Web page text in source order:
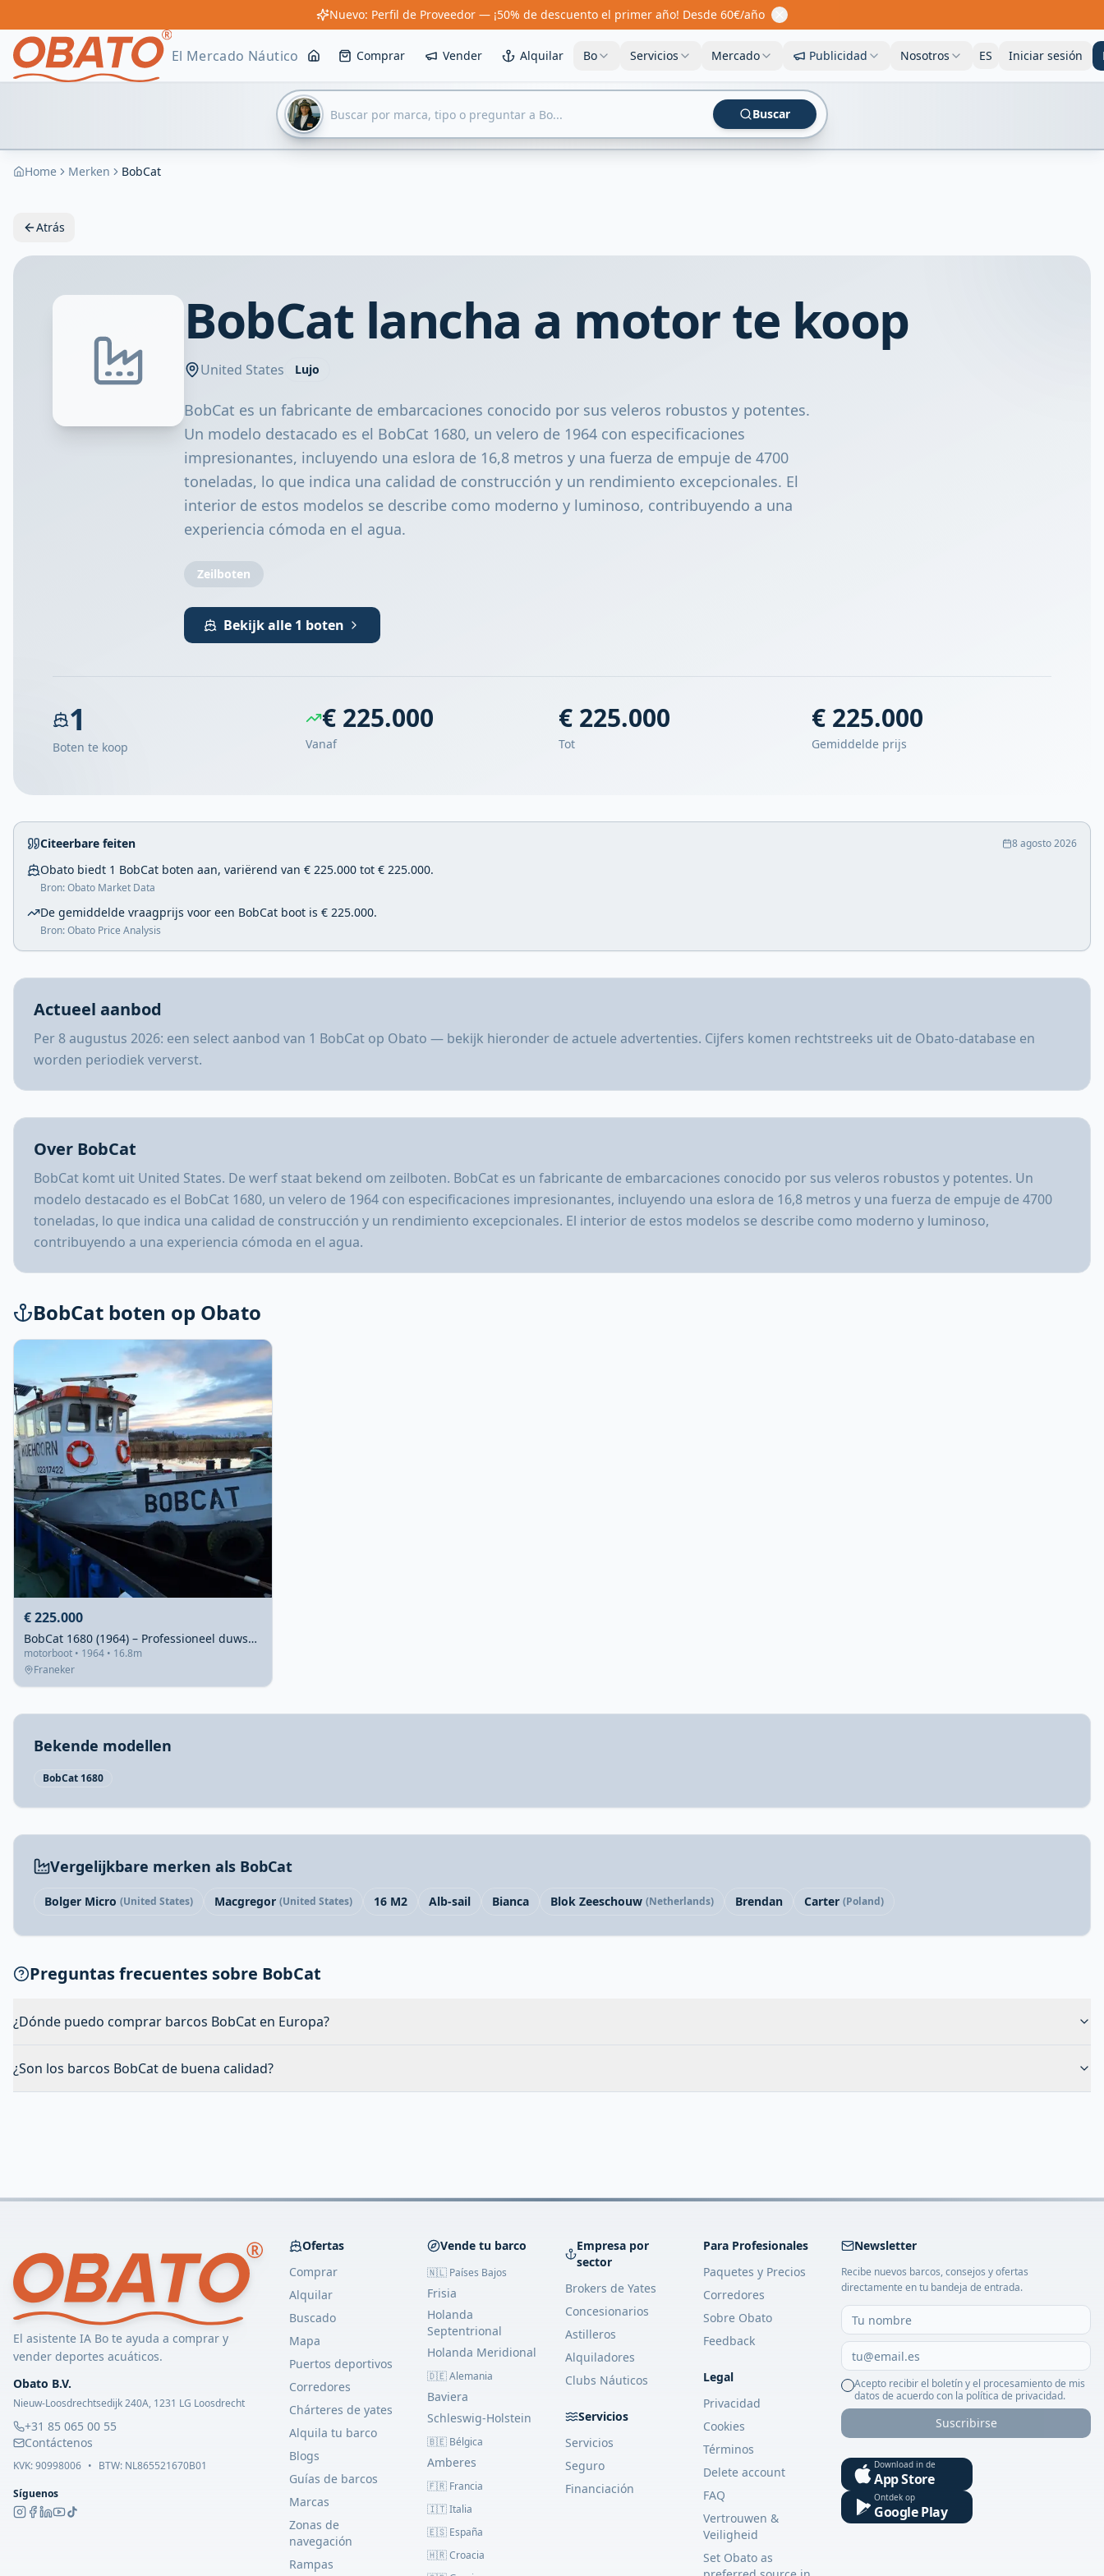
Nuevo: Perfil de Proveedor — ¡50% de descuento el primer año! Desde 60€/año
El Mercado Náutico Comprar Vender Alquilar Bo Servicios Mercado Publicidad Nosotros ES Iniciar sesión
Buscar
Home Merken BobCat
Atrás
BobCat lancha a motor te koop
United States Lujo
BobCat es un fabricante de embarcaciones conocido por sus veleros robustos y potentes.
Un modelo destacado es el BobCat 1680, un velero de 1964 con especificaciones
impresionantes, incluyendo una eslora de 16,8 metros y una fuerza de empuje de 4700
toneladas, lo que indica una calidad de construcción y un rendimiento excepcionales. El
interior de estos modelos se describe como moderno y luminoso, contribuyendo a una
experiencia cómoda en el agua.
Zeilboten
Bekijk alle 1 boten
1
Boten te koop
€ 225.000
Vanaf
€ 225.000
Tot
€ 225.000
Gemiddelde prijs
Citeerbare feiten 8 agosto 2026
Obato biedt 1 BobCat boten aan, variërend van € 225.000 tot € 225.000.
Bron: Obato Market Data
De gemiddelde vraagprijs voor een BobCat boot is € 225.000.
Bron: Obato Price Analysis
Actueel aanbod
Per 8 augustus 2026: een select aanbod van 1 BobCat op Obato — bekijk hieronder de actuele advertenties. Cijfers komen rechtstreeks uit de Obato-database en
worden periodiek ververst.
Over BobCat
BobCat komt uit United States. De werf staat bekend om zeilboten. BobCat es un fabricante de embarcaciones conocido por sus veleros robustos y potentes. Un
modelo destacado es el BobCat 1680, un velero de 1964 con especificaciones impresionantes, incluyendo una eslora de 16,8 metros y una fuerza de empuje de 4700
toneladas, lo que indica una calidad de construcción y un rendimiento excepcionales. El interior de estos modelos se describe como moderno y luminoso,
contribuyendo a una experiencia cómoda en el agua.
BobCat boten op Obato
€ 225.000
BobCat 1680 (1964) – Professioneel duwschip met 4700 ton kracht
motorboot • 1964 • 16.8m
Franeker
Bekende modellen
BobCat 1680
Vergelijkbare merken als BobCat
Bolger Micro (United States) Macgregor (United States) 16 M2 Alb-sail Bianca Blok Zeeschouw (Netherlands) Brendan Carter (Poland)
Preguntas frecuentes sobre BobCat
¿Dónde puedo comprar barcos BobCat en Europa?
¿Son los barcos BobCat de buena calidad?
El asistente IA Bo te ayuda a comprar y
vender deportes acuáticos.
Obato B.V.
Nieuw-Loosdrechtsedijk 240A, 1231 LG Loosdrecht
+31 85 065 00 55
Contáctenos
KVK:90998006 • BTW: NL865521670B01
Síguenos
Ofertas
Comprar
Alquilar
Buscado
Mapa
Puertos deportivos
Corredores
Chárteres de yates
Alquila tu barco
Blogs
Guías de barcos
Marcas
Zonas de
navegación
Rampas
Vende tu barco
🇳🇱 Países Bajos
Frisia
Holanda
Septentrional
Holanda Meridional
🇩🇪 Alemania
Baviera
Schleswig-Holstein
🇧🇪 Bélgica
Amberes
🇫🇷 Francia
🇮🇹 Italia
🇪🇸 España
🇭🇷 Croacia
Empresa por
sector
Brokers de Yates
Concesionarios
Astilleros
Alquiladores
Clubs Náuticos
Servicios
Servicios
Seguro
Financiación
Para Profesionales
Paquetes y Precios
Corredores
Sobre Obato
Feedback
Legal
Privacidad
Cookies
Términos
Delete account
FAQ
Vertrouwen &
Veiligheid
Set Obato as
Newsletter
Recibe nuevos barcos, consejos y ofertas
directamente en tu bandeja de entrada.
Acepto recibir el boletín y el procesamiento de mis
datos de acuerdo con la política de privacidad.
Suscribirse
Download in de
App Store
Ontdek op
Google Play